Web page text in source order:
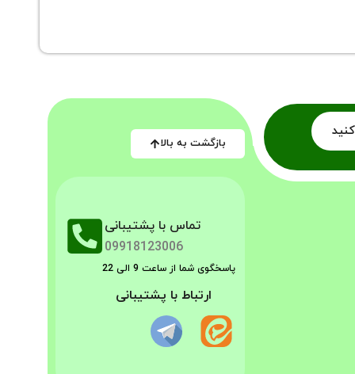
بازگشت به بالا
تماس با پشتیبانی
09918123006
پاسخگوی شما از ساعت 9 الی 22
ارتباط با پشتیبانی